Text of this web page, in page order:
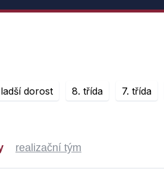
dorost 8. třída 7. třída
realizační tým